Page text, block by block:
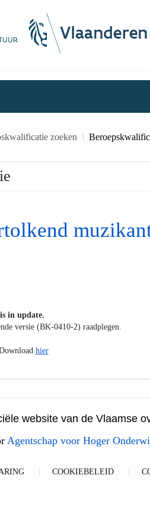
zoeken
in update.
versie (BK-0410-2) raadplegen.
hier
website van de Vlaamse
Agentschap voor Hoger
COOKIEBELEID